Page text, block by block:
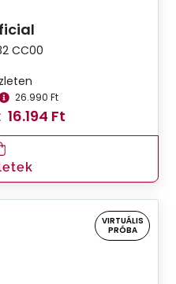
CC00
26.990 Ft
16.194 Ft
VIRTUÁLIS
PRÓBA